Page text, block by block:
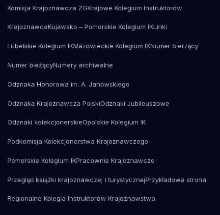
Komisja Krajoznawcza ZGKrajowe Kolegium Instruktorów
KrajoznawcaKujawsko – Pomorskie Kolegium IKLinki
Lubelskie Kolegium IKMazowieckie Kolegium IKNumer bierzący
Numer bieżącyNumery archiwalne
Odznaka Honorowa im. A. Janowskiego
Odznaka Krajoznawcza PolskiOdznaki Jubileuszowe
Odznaki kolekcjonerskieOpolskie Kolegium IK
Podkomisja Kolekcjonerstwa Krajoznawczego
Pomorskie Kolegium IKPracownie Krajoznawcze
Przegląd książki krajoznawczej i turystycznejPrzykładowa strona
Regionalne Kolegia Instruktorów Krajoznawstwa